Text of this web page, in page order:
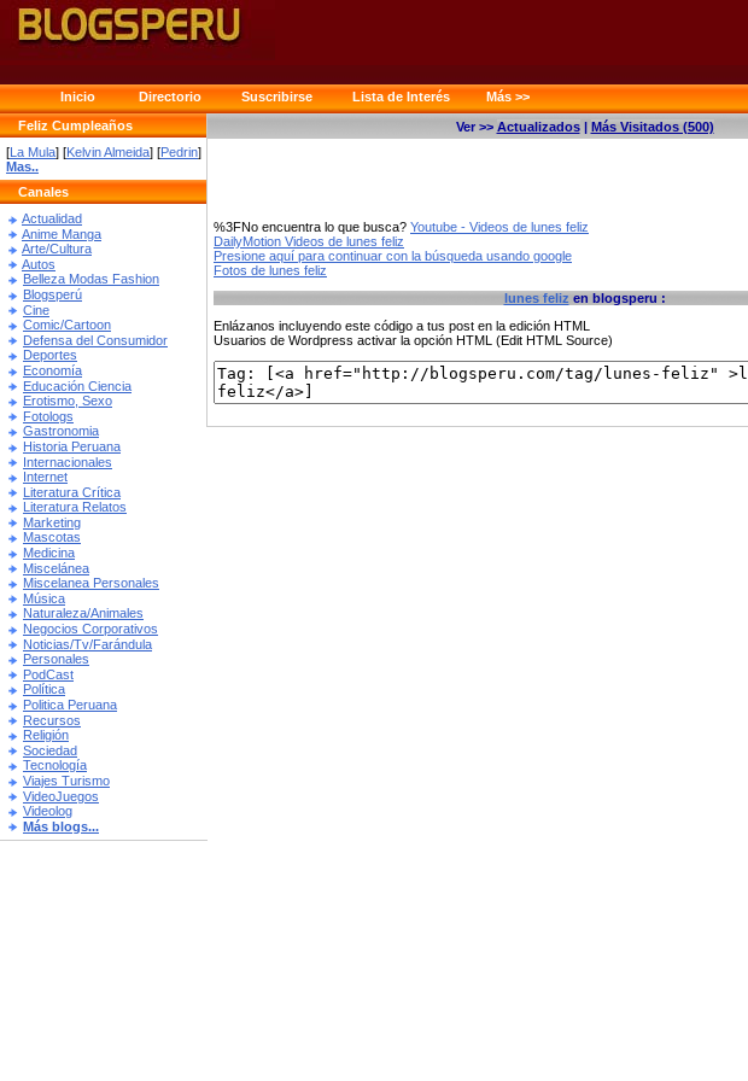
Inicio Directorio Suscribirse Lista de Interés
Más >>
Feliz Cumpleaños
[La Mula] [Kelvin Almeida] [Pedrin]
Mas..
Canales
Actualidad
Anime Manga
Arte/Cultura
Autos
Belleza Modas Fashion
Blogsperú
Cine
Comic/Cartoon
Defensa del Consumidor
Deportes
Economía
Educación Ciencia
Erotismo, Sexo
Fotologs
Gastronomia
Historia Peruana
Internacionales
Internet
Literatura Crítica
Literatura Relatos
Marketing
Mascotas
Medicina
Miscelánea
Miscelanea Personales
Música
Naturaleza/Animales
Negocios Corporativos
Noticias/Tv/Farándula
Personales
PodCast
Política
Politica Peruana
Recursos
Religión
Sociedad
Tecnología
Viajes Turismo
VideoJuegos
Videolog
Más blogs...
Ver >> Actualizados| Más Visitados (500)
%3FNo encuentra lo que busca? Youtube - Videos de lunes feliz
DailyMotion Videos de lunes feliz
Presione aquí para continuar con la búsqueda usando google
Fotos de lunes feliz
lunes feliz en blogsperu :
Enlázanos incluyendo este código a tus post en la edición HTML
Usuarios de Wordpress activar la opción HTML (Edit HTML Source)